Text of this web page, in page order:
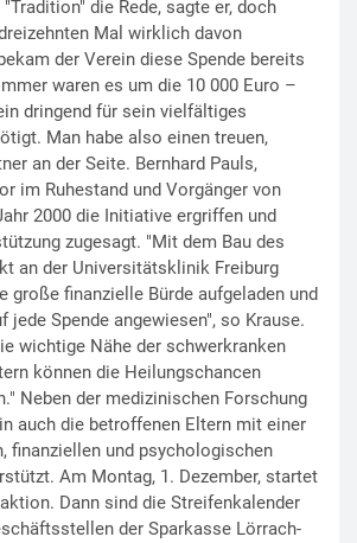
die Rede, sagte er, doch
Mal wirklich davon
der Verein diese Spende bereits
waren es um die 10 000 Euro –
dringend für sein vielfältiges
Man habe also einen treuen,
an der Seite. Bernhard Pauls,
im Ruhestand und Vorgänger von
2000 die Initiative ergriffen und
zugesagt. "Mit dem Bau des
an der Universitätsklinik Freiburg
große finanzielle Bürde aufgeladen und
jede Spende angewiesen", so Krause.
wichtige Nähe der schwerkranken
können die Heilungschancen
Neben der medizinischen Forschung
auch die betroffenen Eltern mit einer
finanziellen und psychologischen
Am Montag, 1. Dezember, startet
Dann sind die Streifenkalender
der Sparkasse Lörrach-